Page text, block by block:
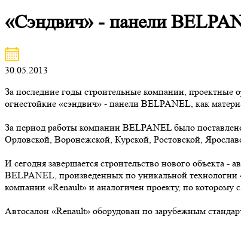
«Сэндвич» - панели
30.05.2013
За последние годы строительные компании, проектные
огнестойкие «сэндвич» - панели BELPANEL, как
За период работы компании BELPANEL было
Орловской, Воронежской, Курской, Ростовской,
И сегодня завершается строительство нового объекта
BELPANEL, произведенных по уникальной
компании «Renault» и аналогичен проекту, по
Автосалон «Renault» оборудован по зарубежным